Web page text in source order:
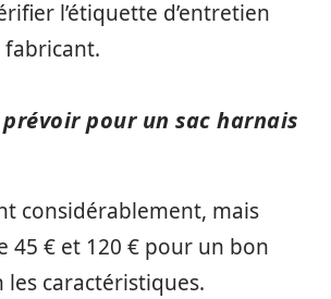
l’étiquette d’entretien
pour un sac harnais
considérablement, mais
45 € et 120 € pour un bon
les caractéristiques.